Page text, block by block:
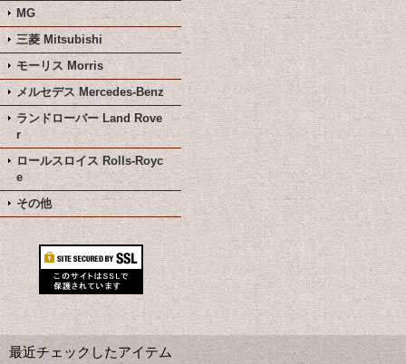
MG
三菱 Mitsubishi
モーリス Morris
メルセデス Mercedes-Benz
ランドローバー Land Rove
r
ロールスロイス Rolls-Royc
e
その他
最近チェックしたアイテム